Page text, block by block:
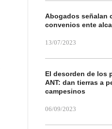
Abogados señalan
convenios ente
13/07/2023
El desorden de los
ANT: dan tierras a
campesinos
06/09/2023